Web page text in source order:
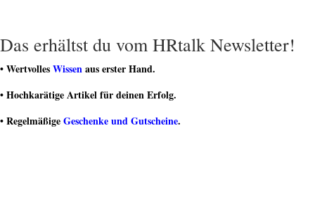
Das erhältst du vom HRtalk Newsletter!
• WertvollesWissenaus erster Hand.
• Hochkarätige Artikel für deinen Erfolg.
• RegelmäßigeGeschenke und Gutscheine.